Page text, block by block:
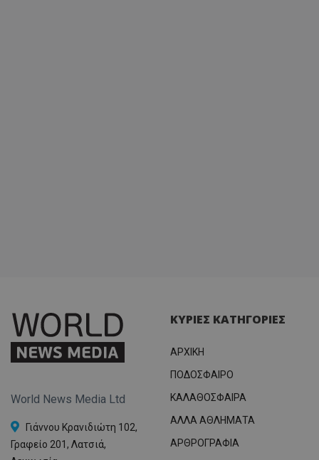
World News Media Ltd
Γιάννου Κρανιδιώτη 102,
Γραφείο 201, Λατσιά,
ΚΥΡΙΕΣ ΚΑΤΗΓΟΡΙΕΣ
ΑΡΧΙΚΗ
ΠΟΔΟΣΦΑΙΡΟ
ΚΑΛΑΘΟΣΦΑΙΡΑ
ΑΛΛΑ ΑΘΛΗΜΑΤΑ
ΑΡΘΡΟΓΡΑΦΙΑ